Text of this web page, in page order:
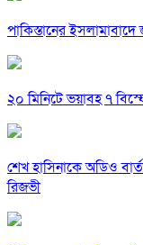
পাকিস্তানের
২০ মিনিটে ভয়াবহ ৭
শেখ হাসিনাকে অডিও
রিজভী